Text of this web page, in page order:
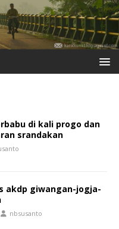
di kali progo dan
srandakan
akdp giwangan-jogja-
nbsusanto